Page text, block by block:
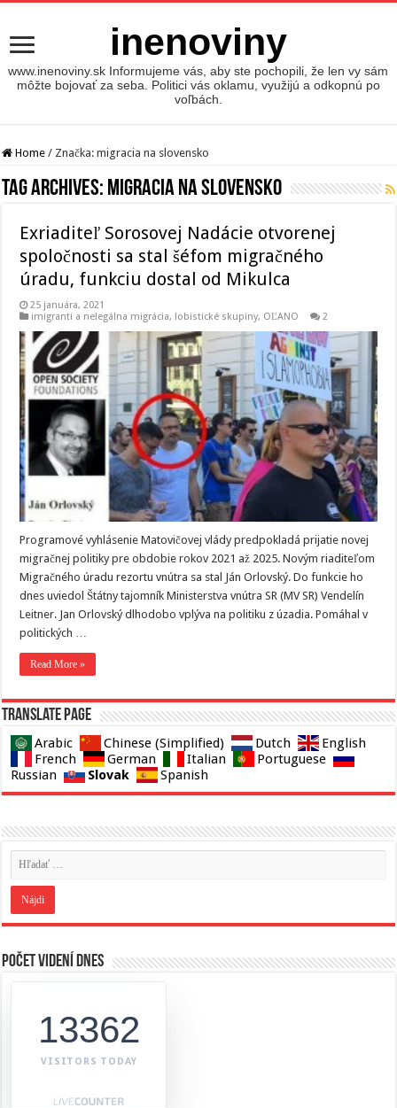
inenoviny
www.inenoviny.sk Informujeme vás, aby ste pochopili, že len vy sám
môžte bojovať za seba. Politici vás oklamu, využijú a odkopnú po
voľbách.
Home / Značka:migracia na slovensko
Tag Archives: migracia na slovensko
Exriaditeľ Sorosovej Nadácie otvorenej
spoločnosti sa stal šéfom migračného
úradu, funkciu dostal od Mikulca
25 januára, 2021
imigranti a nelegálna migrácia, lobistické skupiny, OĽANO 2
Programové vyhlásenie Matovičovej vlády predpokladá prijatie novej
migračnej politiky pre obdobie rokov 2021 až 2025. Novým riaditeľom
Migračného úradu rezortu vnútra sa stal Ján Orlovský. Do funkcie ho
dnes uviedol Štátny tajomník Ministerstva vnútra SR (MV SR) Vendelín
Leitner. Jan Orlovský dlhodobo vplýva na politiku z úzadia. Pomáhal v
politických …
Read More »
Translate page
Arabic Chinese (Simplified) Dutch
English
French
German Italian
Portuguese
Russian
Slovak Spanish
Počet videní dnes
13362
VISITORS TODAY